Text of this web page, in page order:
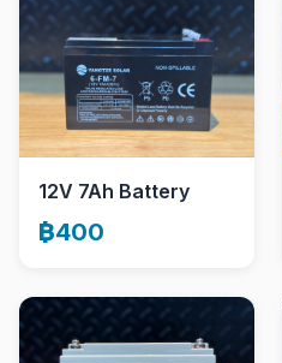
12V 7Ah Battery
฿400